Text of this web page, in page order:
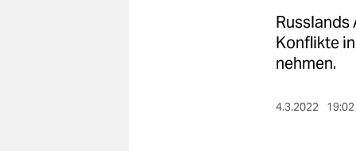
Konflikte
nehmen.
4.3.2022